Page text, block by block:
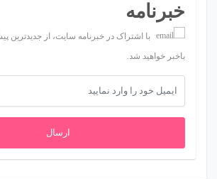
خبرنامه
با اشتراک در خبرنامه سایت، از جدیدترین
باخبر خواهید شد.
ارسال